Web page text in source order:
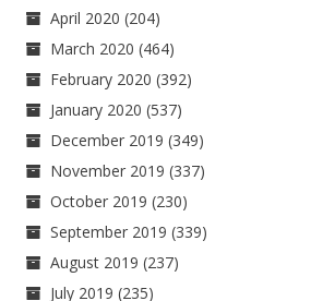
April 2020 (204)
March 2020 (464)
February 2020 (392)
January 2020 (537)
December 2019 (349)
November 2019 (337)
October 2019 (230)
September 2019 (339)
August 2019 (237)
July 2019 (235)